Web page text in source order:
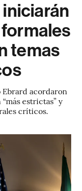
iniciarán
temas
Ebrard acordaron
estrictas” y
críticos.